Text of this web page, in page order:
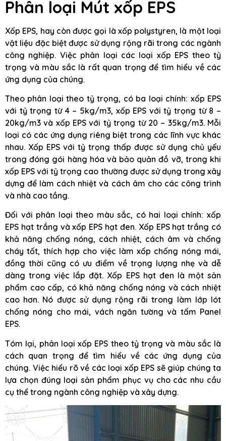
Phân loại Mút xốp EPS
Xốp EPS, hay còn được gọi là xốp polystyren, là một loại
vật liệu đặc biệt được sử dụng rộng rãi trong các ngành
công nghiệp. Việc phân loại các loại xốp EPS theo tỷ
trọng và màu sắc là rất quan trọng để tìm hiểu về các
ứng dụng của chúng.
Theo phân loại theo tỷ trọng, có ba loại chính: xốp EPS
với tỷ trọng từ 4 – 5kg/m3, xốp EPS với tỷ trọng từ 8 –
20kg/m3 và xốp EPS với tỷ trọng từ 20 – 35kg/m3. Mỗi
loại có các ứng dụng riêng biệt trong các lĩnh vực khác
nhau. Xốp EPS với tỷ trọng thấp được sử dụng chủ yếu
trong đóng gói hàng hóa và bảo quản đồ vỡ, trong khi
xốp EPS với tỷ trọng cao thường được sử dụng trong xây
dựng để làm cách nhiệt và cách âm cho các công trình
và nhà cao tầng.
Đối với phân loại theo màu sắc, có hai loại chính: xốp
EPS hạt trắng và xốp EPS hạt đen. Xốp EPS hạt trắng có
khả năng chống nóng, cách nhiệt, cách âm và chống
cháy tốt, thích hợp cho việc làm xốp chống nóng mái,
đồng thời cũng có ưu điểm về trọng lượng nhẹ và dễ
dàng trong việc lắp đặt. Xốp EPS hạt đen là một sản
phẩm cao cấp, có khả năng chống nóng và cách nhiệt
cao hơn. Nó được sử dụng rộng rãi trong làm lớp lót
chống nóng cho mái, vách ngăn tường và tấm Panel
EPS.
Tóm lại, phân loại xốp EPS theo tỷ trọng và màu sắc là
cách quan trọng để tìm hiểu về các ứng dụng của
chúng. Việc hiểu rõ về các loại xốp EPS sẽ giúp chúng ta
lựa chọn đúng loại sản phẩm phục vụ cho các nhu cầu
cụ thể trong ngành công nghiệp và xây dựng.